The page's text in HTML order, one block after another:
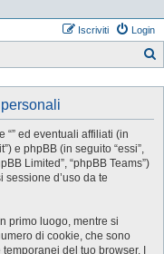
Login
Iscriviti
ed eventuali affiliati (in
e phpBB (in seguito “essi”,
Limited”, “phpBB Teams”)
d’uso da te
primo luogo, mentre si
di cookie, che sono
del tuo browser. I